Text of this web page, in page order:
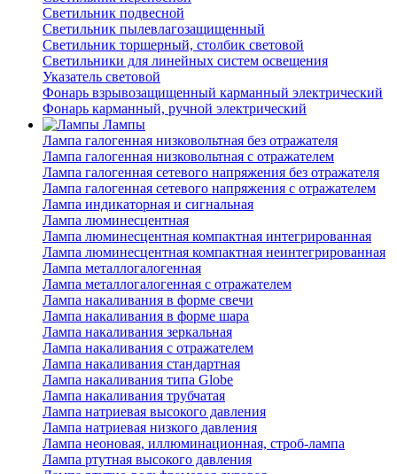
Светильник подвесной
Светильник пылевлагозащищенный
Светильник торшерный, столбик световой
Светильники для линейных систем освещения
Указатель световой
Фонарь взрывозащищенный карманный электрический
Фонарь карманный, ручной электрический
Лампы
Лампа галогенная низковольтная без отражателя
Лампа галогенная низковольтная с отражателем
Лампа галогенная сетевого напряжения без отражателя
Лампа галогенная сетевого напряжения с отражателем
Лампа индикаторная и сигнальная
Лампа люминесцентная
Лампа люминесцентная компактная интегрированная
Лампа люминесцентная компактная неинтегрированная
Лампа металлогалогенная
Лампа металлогалогенная с отражателем
Лампа накаливания в форме свечи
Лампа накаливания в форме шара
Лампа накаливания зеркальная
Лампа накаливания с отражателем
Лампа накаливания стандартная
Лампа накаливания типа Globe
Лампа накаливания трубчатая
Лампа натриевая высокого давления
Лампа натриевая низкого давления
Лампа неоновая, иллюминационная, строб-лампа
Лампа ртутная высокого давления